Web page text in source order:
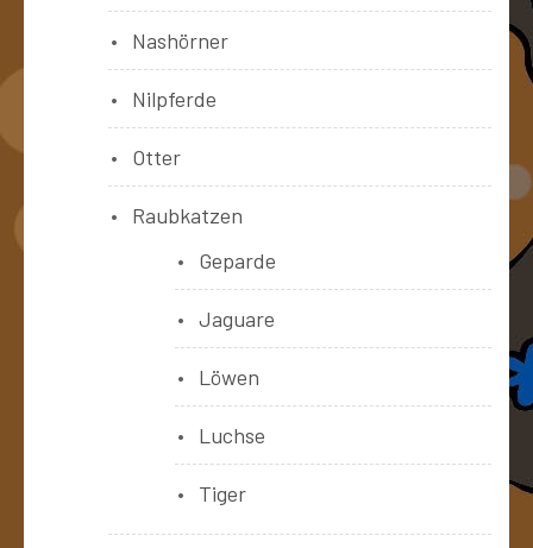
Nashörner
Nilpferde
Otter
Raubkatzen
Geparde
Jaguare
Löwen
Luchse
Tiger